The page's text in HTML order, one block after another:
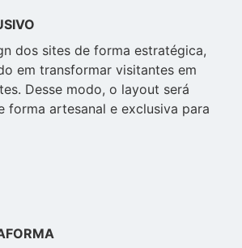
dos sites de forma estratégica,
em transformar visitantes em
Desse modo, o layout será
forma artesanal e exclusiva para